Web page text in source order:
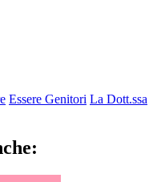
Essere Genitori La Dott.ssa